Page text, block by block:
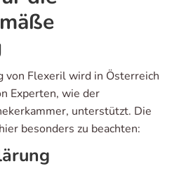
von Flexeril wird in Österreich
Experten, wie der
unterstützt. Die
besonders zu beachten: